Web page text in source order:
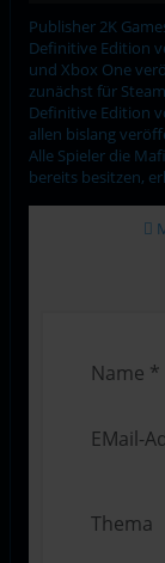
Publisher 2K
Definitive Edition
und Xbox One
zunächst für
Definitive Edition
allen bislang
Alle Spieler die
bereits besitzen,